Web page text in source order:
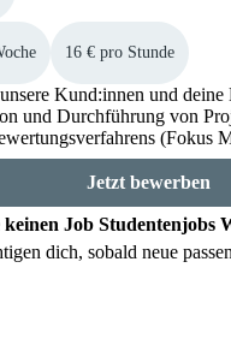
16 € pro Stunde
Kund:innen und
und Durchführung von
(Fokus
Jetzt bewerben
keinen Job Studentenjobs
dich, sobald neue